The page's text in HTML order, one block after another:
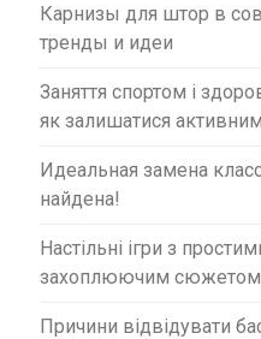
Карнизы для штор в
тренды и идеи
Заняття спортом і
як залишатися
Идеальная замена
найдена!
Настільні ігри з
захоплюючим сюжетом
Причини відвідувати